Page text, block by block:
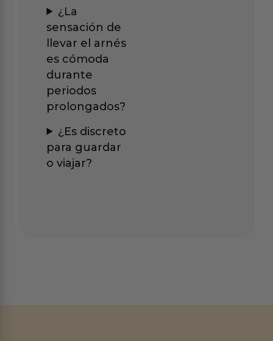
¿La
sensación de
llevar el arnés
es cómoda
durante
periodos
prolongados?
¿Es discreto
para guardar
o viajar?